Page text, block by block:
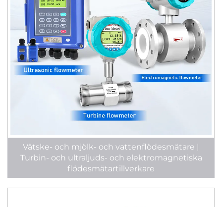
Vätske- och mjölk- och vattenflödesmätare |
Turbin- och ultraljuds- och elektromagnetiska
flödesmätartillverkare